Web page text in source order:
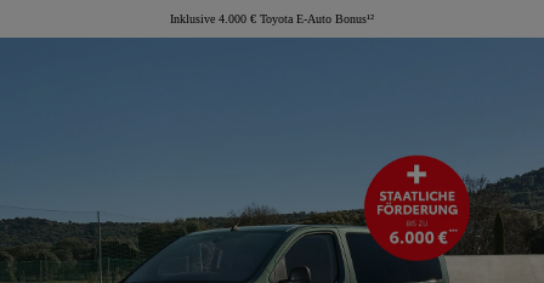
Inklusive 4.000 € Toyota E-Auto Bonus¹²